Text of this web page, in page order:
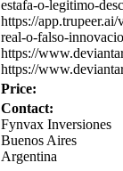
estafa-o-legitimo-
https://app.trupeer.ai/
real-o-falso-
https://www.
https://www.
Price:
Contact:
Fynvax Inversiones
Buenos Aires
Argentina